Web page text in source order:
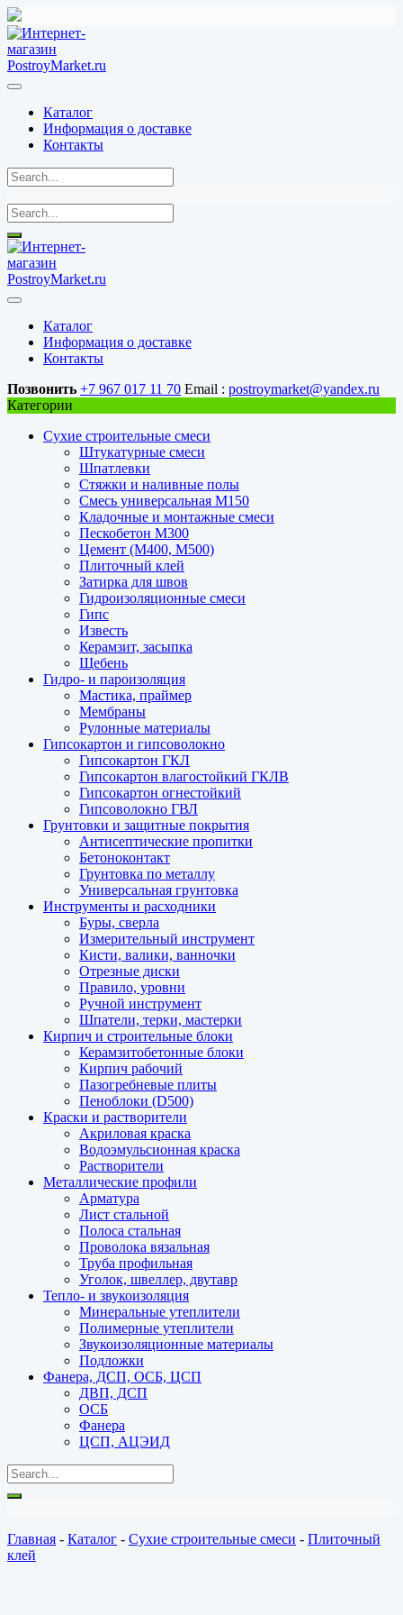
Перейти
к
содержимому
Каталог
Информация о доставке
Контакты
Каталог
Информация о доставке
Контакты
Позвонить +7 967 017 11 70 Email : postroymarket@yandex.ru
Категории
Сухие строительные смеси
Штукатурные смеси
Шпатлевки
Стяжки и наливные полы
Смесь универсальная М150
Кладочные и монтажные смеси
Пескобетон М300
Цемент (М400, М500)
Плиточный клей
Затирка для швов
Гидроизоляционные смеси
Гипс
Известь
Керамзит, засыпка
Щебень
Гидро- и пароизоляция
Мастика, праймер
Мембраны
Рулонные материалы
Гипсокартон и гипсоволокно
Гипсокартон ГКЛ
Гипсокартон влагостойкий ГКЛВ
Гипсокартон огнестойкий
Гипсоволокно ГВЛ
Грунтовки и защитные покрытия
Антисептические пропитки
Бетоноконтакт
Грунтовка по металлу
Универсальная грунтовка
Инструменты и расходники
Буры, сверла
Измерительный инструмент
Кисти, валики, ванночки
Отрезные диски
Правило, уровни
Ручной инструмент
Шпатели, терки, мастерки
Кирпич и строительные блоки
Керамзитобетонные блоки
Кирпич рабочий
Пазогребневые плиты
Пеноблоки (D500)
Краски и растворители
Акриловая краска
Водоэмульсионная краска
Растворители
Металлические профили
Арматура
Лист стальной
Полоса стальная
Проволока вязальная
Труба профильная
Уголок, швеллер, двутавр
Тепло- и звукоизоляция
Минеральные утеплители
Полимерные утеплители
Звукоизоляционные материалы
Подложки
Фанера, ДСП, ОСБ, ЦСП
ДВП, ДСП
ОСБ
Фанера
ЦСП, АЦЭИД
Главная - Каталог - Сухие строительные смеси - Плиточный
клей